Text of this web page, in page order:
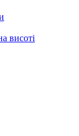
висоті